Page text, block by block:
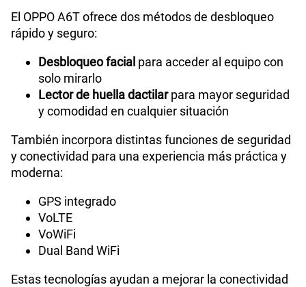
El OPPO A6T ofrece dos métodos de desbloqueo
rápido y seguro:
Desbloqueo facial para acceder al equipo con
solo mirarlo
Lector de huella dactilarpara mayor seguridad
y comodidad en cualquier situación
También incorpora distintas funciones de seguridad
y conectividad para una experiencia más práctica y
moderna:
GPS integrado
VoLTE
VoWiFi
Dual Band WiFi
Estas tecnologías ayudan a mejorar la conectividad